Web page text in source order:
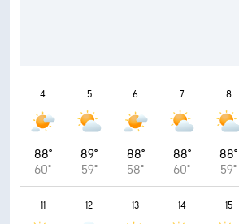
4
88°
60°
5
89°
59°
6
88°
58°
7
88°
60°
8
88°
59°
11 12 13 14 15